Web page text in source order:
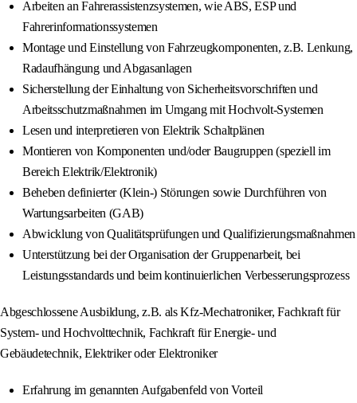
Arbeiten an Fahrerassistenzsystemen, wie ABS, ESP und
Fahrerinformationssystemen
Montage und Einstellung von Fahrzeugkomponenten, z.B. Lenkung,
Radaufhängung und Abgasanlagen
Sicherstellung der Einhaltung von Sicherheitsvorschriften und
Arbeitsschutzmaßnahmen im Umgang mit Hochvolt-Systemen
Lesen und interpretieren von Elektrik Schaltplänen
Montieren von Komponenten und/oder Baugruppen (speziell im
Bereich Elektrik/Elektronik)
Beheben definierter (Klein-) Störungen sowie Durchführen von
Wartungsarbeiten (GAB)
Abwicklung von Qualitätsprüfungen und Qualifizierungsmaßnahmen
Unterstützung bei der Organisation der Gruppenarbeit, bei
Leistungsstandards und beim kontinuierlichen Verbesserungsprozess
Abgeschlossene Ausbildung, z.B. als Kfz-Mechatroniker, Fachkraft für
System- und Hochvolttechnik, Fachkraft für Energie- und
Gebäudetechnik, Elektriker oder Elektroniker
Erfahrung im genannten Aufgabenfeld von Vorteil